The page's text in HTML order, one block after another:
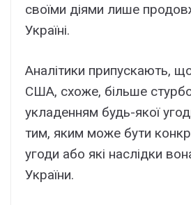
своїми діями лише
Україні.
Аналітики припускають,
США, схоже, більше
укладенням будь-якої
тим, яким може бути
угоди або які наслідки
України.